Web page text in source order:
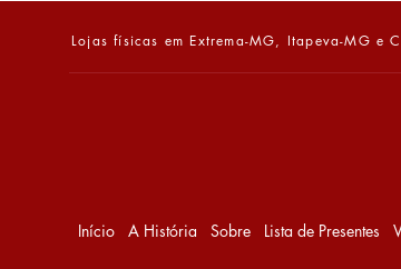
Lojas físicas em Extrema-MG, Itapeva-MG
Início A História Sobre Lista de Presentes